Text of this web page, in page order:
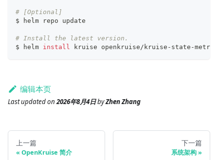
# [Optional]
$ helm repo update
# Install the latest version.
$ helm install kruise openkruise/kruise-state-
编辑本页
Last updatedon2026年8月4日byZhen Zhang
上一篇
OpenKruise 简介
下一篇
系统架构